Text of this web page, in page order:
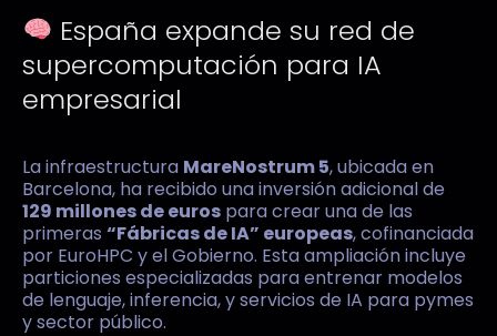
España expande su red de
supercomputación para IA
empresarial
La infraestructura MareNostrum 5, ubicada en
Barcelona, ha recibido una inversión adicional de
129 millones de euros para crear una de las
primeras “Fábricas de IA” europeas, cofinanciada
por EuroHPC y el Gobierno. Esta ampliación incluye
particiones especializadas para entrenar modelos
de lenguaje, inferencia, y servicios de IA para pymes
y sector público.